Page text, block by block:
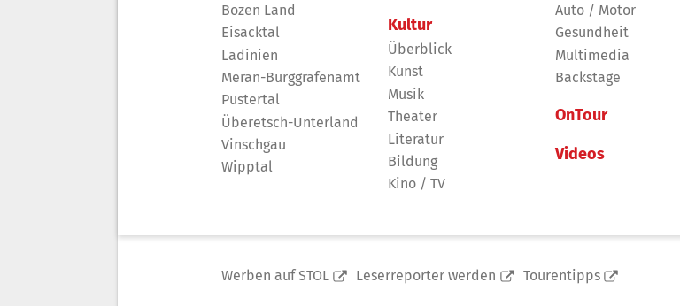
Bozen Land
Eisacktal
Ladinien
Meran-Burggrafenamt
Pustertal
Überetsch-Unterland
Vinschgau
Wipptal
Kultur
Überblick
Kunst
Musik
Theater
Literatur
Bildung
Kino / TV
Auto / Motor
Gesundheit
Multimedia
Backstage
OnTour
Videos
Werben auf STOL Leserreporter werden Tourentipps